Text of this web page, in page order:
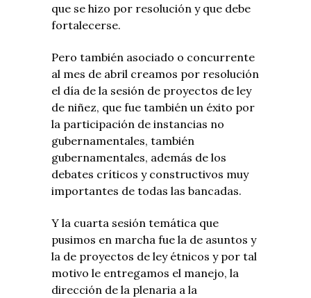
que se hizo por resolución y que debe
fortalecerse.
Pero también asociado o concurrente
al mes de abril creamos por resolución
el día de la sesión de proyectos de ley
de niñez, que fue también un éxito por
la participación de instancias no
gubernamentales, también
gubernamentales, además de los
debates críticos y constructivos muy
importantes de todas las bancadas.
Y la cuarta sesión temática que
pusimos en marcha fue la de asuntos y
la de proyectos de ley étnicos y por tal
motivo le entregamos el manejo, la
dirección de la plenaria a la